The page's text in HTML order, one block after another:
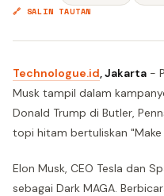
🔗 SALIN TAUTAN
Technologue.id, Jakarta -
Musk tampil dalam
Donald Trump di Butler,
topi hitam bertuliskan "Make
Elon Musk, CEO Tesla dan
sebagai Dark MAGA.